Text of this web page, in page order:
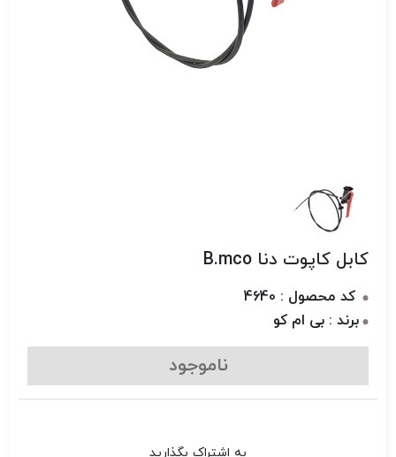
کابل کاپوت دنا B.mco
کد محصول : 4640
برند : بی ام کو
ناموجود
به اشتراک بگذارید